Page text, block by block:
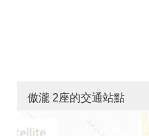
傲瀧 2座的交通站點